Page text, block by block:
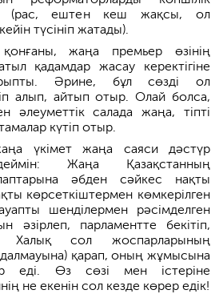
(рас, ештен кеш жақсы, ол
түсініп жатады).
жаңа премьер өзінің
қадамдар жасау керектігіне
Әрине, бұл сөзді ол
алып, айтып отыр. Олай болса,
әлеуметтік салада жаңа, тіпті
күтіп отыр.
үкімет жаңа саяси дәстүр
Жаңа Қазақстанның
әбден сәйкес нақты
көрсеткіштермен көмкерілген
шенділермен рәсімделген
әзірлеп, парламентте бекітіп,
Халық сол жоспарларының
қарап, оның жұмысына
еді. Өз сөзі мен істеріне
не екенін сол кезде көрер едік!